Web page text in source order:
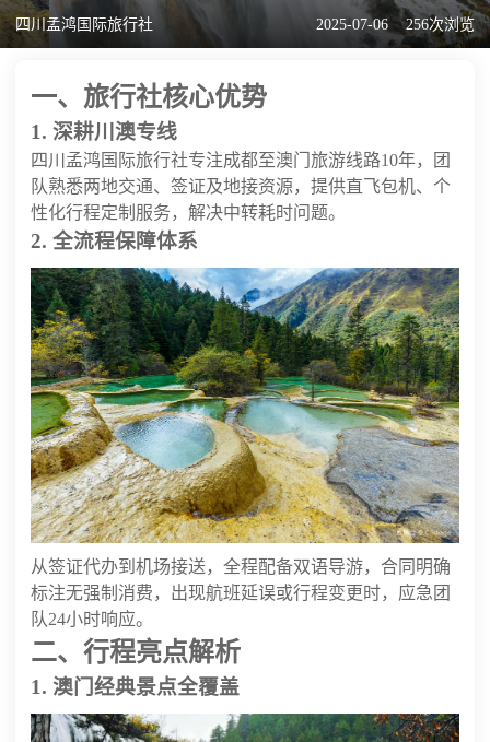
四川孟鸿国际旅行社 2025-07-06 256次浏览
一、旅行社核心优势
1. 深耕川澳专线
四川孟鸿国际旅行社专注成都至澳门旅游线路10年，团
队熟悉两地交通、签证及地接资源，提供直飞包机、个
性化行程定制服务，解决中转耗时问题。
2. 全流程保障体系
从签证代办到机场接送，全程配备双语导游，合同明确
标注无强制消费，出现航班延误或行程变更时，应急团
队24小时响应。
二、行程亮点解析
1. 澳门经典景点全覆盖